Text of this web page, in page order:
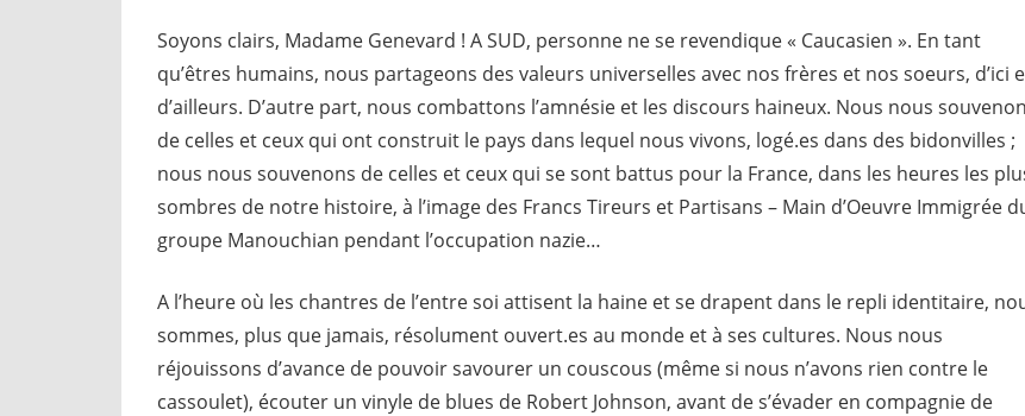
Soyons clairs, Madame Genevard ! A SUD, personne ne se revendique « Caucasien ». En tant
qu’êtres humains, nous partageons des valeurs universelles avec nos frères et nos soeurs, d’ici
d’ailleurs. D’autre part, nous combattons l’amnésie et les discours haineux. Nous nous
de celles et ceux qui ont construit le pays dans lequel nous vivons, logé.es dans des bidonvilles ;
nous nous souvenons de celles et ceux qui se sont battus pour la France, dans les heures les
sombres de notre histoire, à l’image des Francs Tireurs et Partisans – Main d’Oeuvre Immigrée
groupe Manouchian pendant l’occupation nazie…
A l’heure où les chantres de l’entre soi attisent la haine et se drapent dans le repli identitaire,
sommes, plus que jamais, résolument ouvert.es au monde et à ses cultures. Nous nous
réjouissons d’avance de pouvoir savourer un couscous (même si nous n’avons rien contre le
cassoulet), écouter un vinyle de blues de Robert Johnson, avant de s’évader en compagnie de